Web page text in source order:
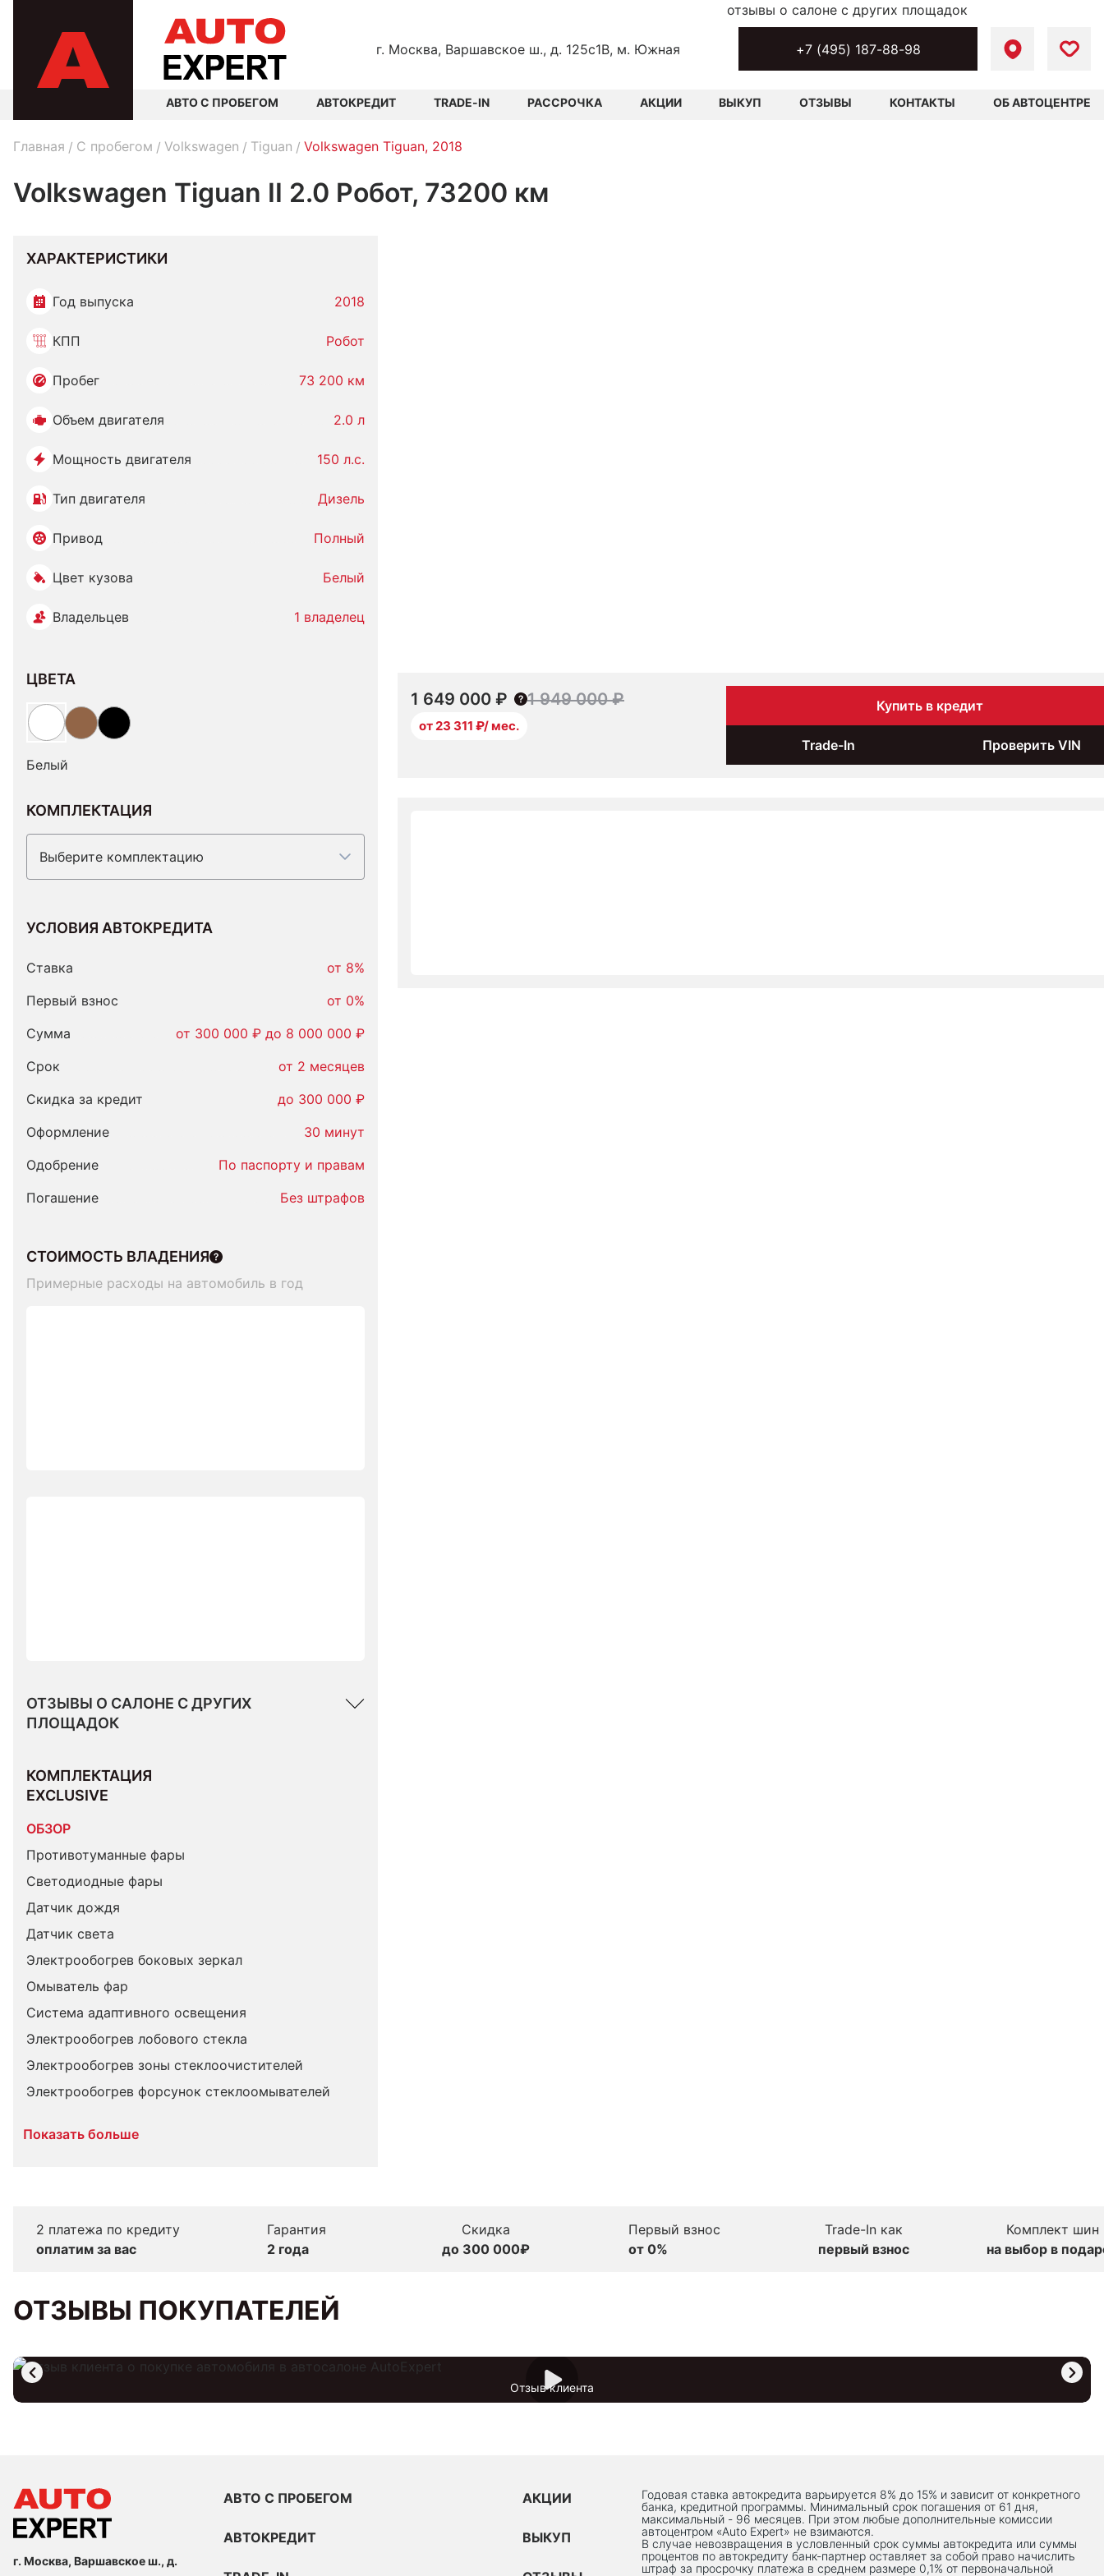
г. Москва, Варшавское ш., д. 125с1В, м. Южная +7 (495) 187-88-98
АВТО С ПРОБЕГОМ АВТОКРЕДИТ TRADE-IN РАССРОЧКА АКЦИИ ВЫКУП ОТЗЫВЫ КОНТАКТЫ ОБ АВТОЦЕНТРЕ
отзывы о салоне с других площадок
Главная C пробегом Volkswagen Tiguan Volkswagen Tiguan, 2018
Volkswagen Tiguan II 2.0 Робот, 73200 км
ХАРАКТЕРИСТИКИ
Год выпуска 2018
КПП Робот
Пробег 73 200 км
Объем двигателя 2.0 л
Мощность двигателя 150 л.с.
Тип двигателя Дизель
Привод Полный
Цвет кузова Белый
Владельцев 1 владелец
ЦВЕТА
Белый
КОМПЛЕКТАЦИЯ
Выберите комплектацию
УСЛОВИЯ АВТОКРЕДИТА
Ставка
от 8%
Первый взнос
от 0%
Сумма
от 300 000 ₽ до 8 000 000 ₽
Срок
от 2 месяцев
Скидка за кредит
до 300 000 ₽
Оформление
30 минут
Одобрение
По паспорту и правам
Погашение
Без штрафов
СТОИМОСТЬ ВЛАДЕНИЯ
Примерные расходы на автомобиль в год
ОТЗЫВЫ О САЛОНЕ С ДРУГИХ
ПЛОЩАДОК
КОМПЛЕКТАЦИЯ
EXCLUSIVE
ОБЗОР
Противотуманные фары
Светодиодные фары
Датчик дождя
Датчик света
Электрообогрев боковых зеркал
Омыватель фар
Система адаптивного освещения
Электрообогрев лобового стекла
Электрообогрев зоны стеклоочистителей
Электрообогрев форсунок стеклоомывателей
Показать больше
1 649 000 ₽ 1 949 000 ₽
от 23 311 ₽/ мес.
Купить в кредит
Trade-In Проверить VIN
2 платежа по кредиту
оплатим за вас
Гарантия
2 года
Скидка
до 300 000₽
Первый взнос
от 0%
Trade-In как
первый взнос
Комплект шин
на выбор в
ОТЗЫВЫ ПОКУПАТЕЛЕЙ
Отзыв клиента
г. Москва, Варшавское ш., д.
АВТО С ПРОБЕГОМ
АВТОКРЕДИТ
АКЦИИ
ВЫКУП
Годовая ставка автокредита варьируется 8% до 15% и зависит от конкретного
банка, кредитной программы. Минимальный срок погашения от 61 дня,
максимальный - 96 месяцев. При этом любые дополнительные комиссии
автоцентром «Auto Expert» не взимаются.
В случае невозвращения в условленный срок суммы автокредита или суммы
процентов по автокредиту банк-партнер оставляет за собой право начислить
штраф за просрочку платежа в среднем размере 0,1% от первоначальной